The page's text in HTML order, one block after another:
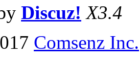
Discuz! X3.4
Comsenz Inc.